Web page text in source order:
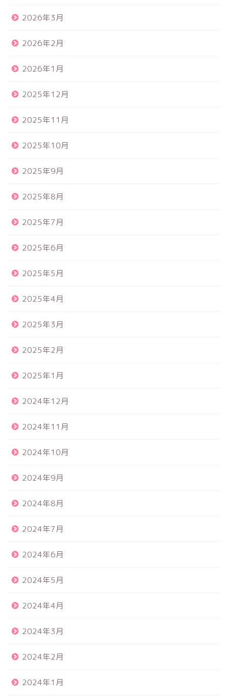
2026年3月
2026年2月
2026年1月
2025年12月
2025年11月
2025年10月
2025年9月
2025年8月
2025年7月
2025年6月
2025年5月
2025年4月
2025年3月
2025年2月
2025年1月
2024年12月
2024年11月
2024年10月
2024年9月
2024年8月
2024年7月
2024年6月
2024年5月
2024年4月
2024年3月
2024年2月
2024年1月